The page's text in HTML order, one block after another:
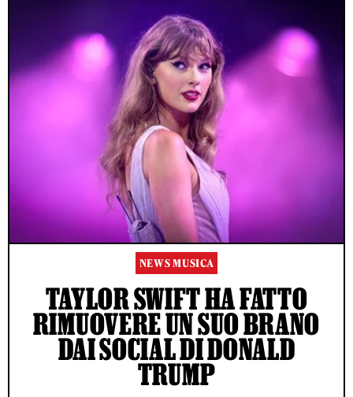
NEWS MUSICA
TAYLOR SWIFT HA FATTO
RIMUOVERE UN SUO BRANO
DAI SOCIAL DI DONALD
TRUMP